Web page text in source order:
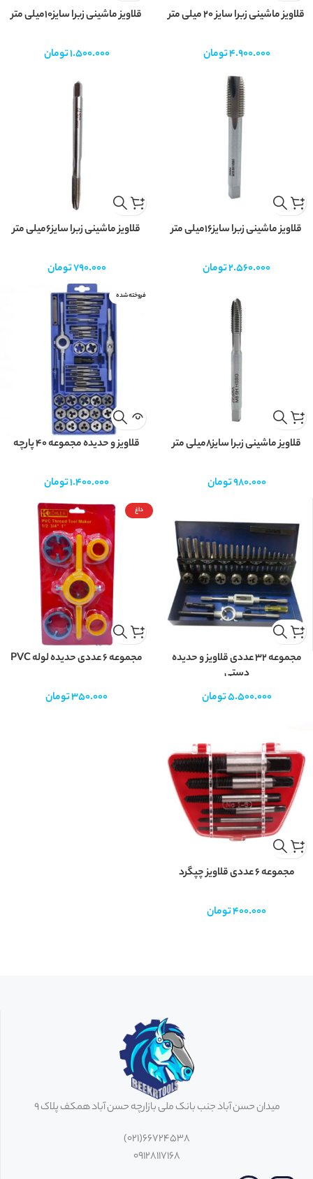
قلاویز ماشینی زبرا سایز 20 میلی متر
4.900.000تومان
قلاویز ماشینی زبرا سایز10میلی متر
1.500.000تومان
قلاویز ماشینی زبرا سایز16میلی متر
2.560.000تومان
قلاویز ماشینی زبرا سایز6میلی متر
790.000تومان
قلاویز ماشینی زبرا سایز8میلی متر
980.000تومان
فروخته شده
قلاویز و حدیده مجموعه ۴۰ پارچه
1.400.000تومان
مجموعه ۳۲ عددی قلاویز و حدیده
دستی
5.500.000تومان
داغ
مجموعه 6 عددی حدیده لوله PVC
350.000تومان
مجموعه 6 عددی قلاویز چپگرد
400.000تومان
میدان حسن آباد جنب بانک ملی بازارچه حسن آباد همکف پلاک 9
66724538(021)
09128117168